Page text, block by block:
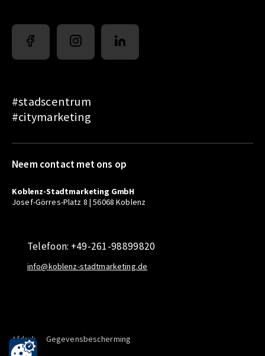
#stadscentrum
#citymarketing
Neem contact met ons op
Koblenz-Stadtmarketing GmbH
Josef-Görres-Platz 8 | 56068 Koblenz
Telefoon: +49-261-98899820
info@koblenz-stadtmarketing.de
Afdruk Gegevensbescherming